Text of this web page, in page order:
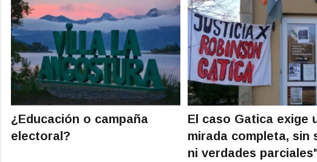
¿Educación o campaña
electoral?
El caso Gatica exige
mirada completa, sin
ni verdades